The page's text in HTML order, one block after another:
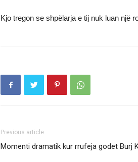
Kjo tregon se shpëlarja e tij nuk luan një
Previous article
Momenti dramatik kur rrufeja godet Burj